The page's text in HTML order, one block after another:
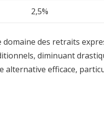
2,5%
des retraits
diminuant
efficace,